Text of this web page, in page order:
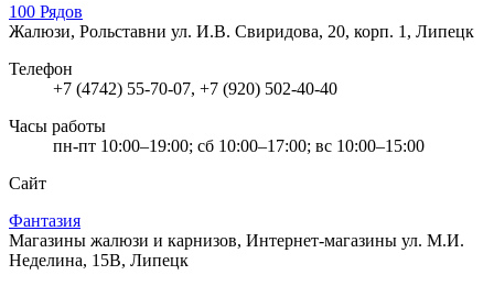
100 Рядов
Жалюзи, Рольставни ул. И.В. Свиридова, 20, корп. 1, Липецк
Телефон
+7 (4742) 55-70-07, +7 (920) 502-40-40
Часы работы
пн-пт 10:00–19:00; сб 10:00–17:00; вс 10:00–15:00
Сайт
Фантазия
Магазины жалюзи и карнизов, Интернет-магазины ул. М.И.
Неделина, 15В, Липецк